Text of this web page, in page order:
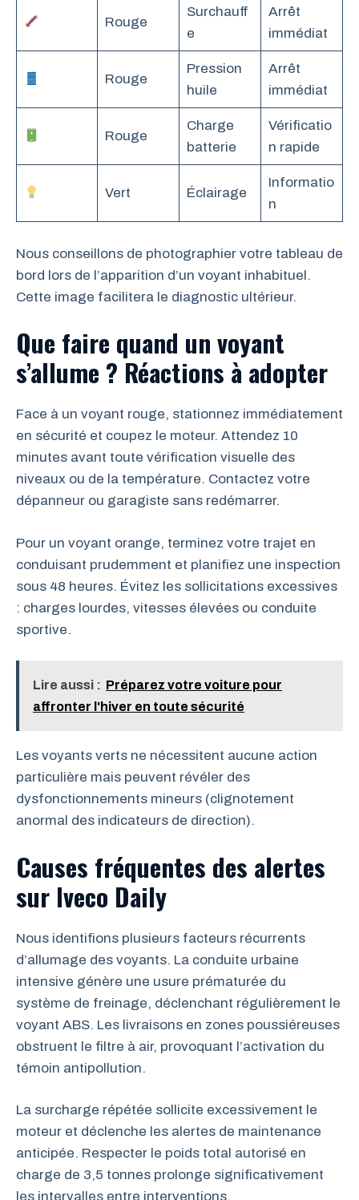
Rouge
Surchauff
e
Arrêt
immédiat
Rouge
Pression
huile
Arrêt
immédiat
Rouge
Charge
batterie
Vérificatio
n rapide
Vert Éclairage
Informatio
n
Nous conseillons de photographier votre tableau de
bord lors de l’apparition d’un voyant inhabituel.
Cette image facilitera le diagnostic ultérieur.
Que faire quand un voyant
s’allume ? Réactions à adopter
Face à un voyant rouge, stationnez immédiatement
en sécurité et coupez le moteur. Attendez 10
minutes avant toute vérification visuelle des
niveaux ou de la température. Contactez votre
dépanneur ou garagiste sans redémarrer.
Pour un voyant orange, terminez votre trajet en
conduisant prudemment et planifiez une inspection
sous 48 heures. Évitez les sollicitations excessives
: charges lourdes, vitesses élevées ou conduite
sportive.
Lire aussi : Préparez votre voiture pour
affronter l'hiver en toute sécurité
Les voyants verts ne nécessitent aucune action
particulière mais peuvent révéler des
dysfonctionnements mineurs (clignotement
anormal des indicateurs de direction).
Causes fréquentes des alertes
sur Iveco Daily
Nous identifions plusieurs facteurs récurrents
d’allumage des voyants. La conduite urbaine
intensive génère une usure prématurée du
système de freinage, déclenchant régulièrement le
voyant ABS. Les livraisons en zones poussiéreuses
obstruent le filtre à air, provoquant l’activation du
témoin antipollution.
La surcharge répétée sollicite excessivement le
moteur et déclenche les alertes de maintenance
anticipée. Respecter le poids total autorisé en
charge de 3,5 tonnes prolonge significativement
les intervalles entre interventions.